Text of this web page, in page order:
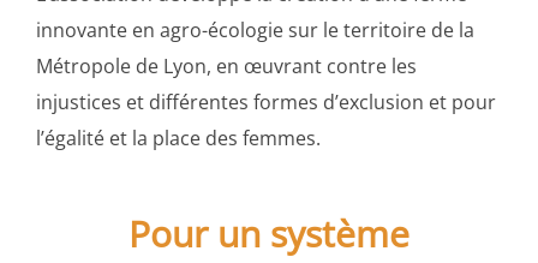
innovante en agro-écologie sur le territoire de la
Métropole de Lyon, en œuvrant contre les
injustices et différentes formes d’exclusion et pour
l’égalité et la place des femmes.
Pour un système